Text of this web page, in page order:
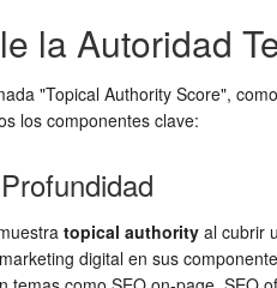
la Autoridad
"Topical Authority Score",
los componentes clave:
topical authority al cubrir
digital en sus